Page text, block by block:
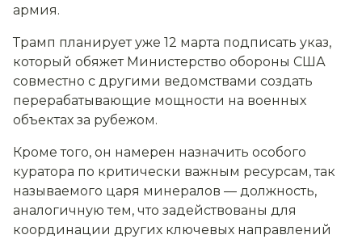
армия.
Трамп планирует уже 12 марта подписать указ,
который обяжет Министерство обороны США
совместно с другими ведомствами создать
перерабатывающие мощности на военных
объектах за рубежом.
Кроме того, он намерен назначить особого
куратора по критически важным ресурсам, так
называемого царя минералов — должность,
аналогичную тем, что задействованы для
координации других ключевых направлений